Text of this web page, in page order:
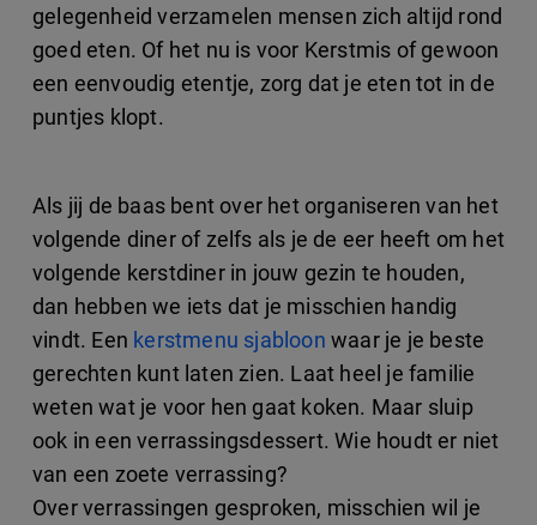
gelegenheid verzamelen mensen zich altijd rond
goed eten. Of het nu is voor Kerstmis of gewoon
een eenvoudig etentje, zorg dat je eten tot in de
puntjes klopt.
Als jij de baas bent over het organiseren van het
volgende diner of zelfs als je de eer heeft om het
volgende kerstdiner in jouw gezin te houden,
dan hebben we iets dat je misschien handig
vindt. Een kerstmenu sjabloon waar je je beste
gerechten kunt laten zien. Laat heel je familie
weten wat je voor hen gaat koken. Maar sluip
ook in een verrassingsdessert. Wie houdt er niet
van een zoete verrassing?
Over verrassingen gesproken, misschien wil je